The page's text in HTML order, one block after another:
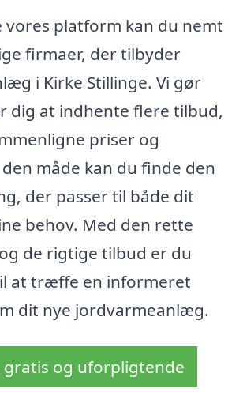
vores platform kan du nemt
firmaer, der tilbyder
i Kirke Stillinge. Vi gør
dig at indhente flere tilbud,
priser og
måde kan du finde den
der passer til både dit
behov. Med den rette
de rigtige tilbud er du
at træffe en informeret
dit nye jordvarmeanlæg.
gratis og uforpligtende